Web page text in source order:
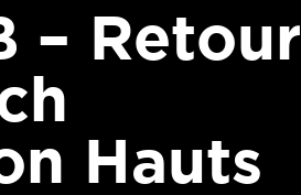
– Retour
Hauts